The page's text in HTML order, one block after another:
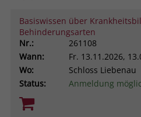
Basiswissen über
Behinderungsarten
Nr.:
261108
Wann:
Fr. 13.11.2026,
Wo:
Schloss Liebenau
Status:
Anmeldung
Name PHPSESSID
Anbieter stiftung-
Laufzeit Session
Zweck
Zweck
exklusiv für
Dadurch wird
Aktionen, die
derselben
werden, mit